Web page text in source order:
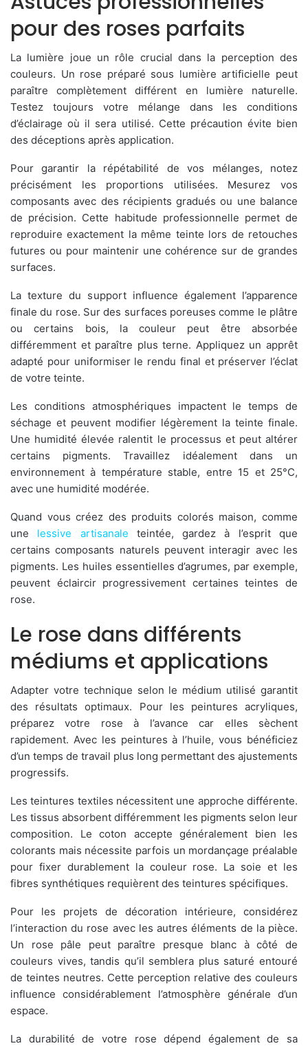
pour des roses parfaits
La lumière joue un rôle crucial dans la perception des
couleurs. Un rose préparé sous lumière artificielle peut
paraître complètement différent en lumière naturelle.
Testez toujours votre mélange dans les conditions
d’éclairage où il sera utilisé. Cette précaution évite bien
des déceptions après application.
Pour garantir la répétabilité de vos mélanges, notez
précisément les proportions utilisées. Mesurez vos
composants avec des récipients gradués ou une balance
de précision. Cette habitude professionnelle permet de
reproduire exactement la même teinte lors de retouches
futures ou pour maintenir une cohérence sur de grandes
surfaces.
La texture du support influence également l’apparence
finale du rose. Sur des surfaces poreuses comme le plâtre
ou certains bois, la couleur peut être absorbée
différemment et paraître plus terne. Appliquez un apprêt
adapté pour uniformiser le rendu final et préserver l’éclat
de votre teinte.
Les conditions atmosphériques impactent le temps de
séchage et peuvent modifier légèrement la teinte finale.
Une humidité élevée ralentit le processus et peut altérer
certains pigments. Travaillez idéalement dans un
environnement à température stable, entre 15 et 25°C,
avec une humidité modérée.
Quand vous créez des produits colorés maison, comme
une lessive artisanale teintée, gardez à l’esprit que
certains composants naturels peuvent interagir avec les
pigments. Les huiles essentielles d’agrumes, par exemple,
peuvent éclaircir progressivement certaines teintes de
rose.
Le rose dans différents
médiums et applications
Adapter votre technique selon le médium utilisé garantit
des résultats optimaux. Pour les peintures acryliques,
préparez votre rose à l’avance car elles sèchent
rapidement. Avec les peintures à l’huile, vous bénéficiez
d’un temps de travail plus long permettant des ajustements
progressifs.
Les teintures textiles nécessitent une approche différente.
Les tissus absorbent différemment les pigments selon leur
composition. Le coton accepte généralement bien les
colorants mais nécessite parfois un mordançage préalable
pour fixer durablement la couleur rose. La soie et les
fibres synthétiques requièrent des teintures spécifiques.
Pour les projets de décoration intérieure, considérez
l’interaction du rose avec les autres éléments de la pièce.
Un rose pâle peut paraître presque blanc à côté de
couleurs vives, tandis qu’il semblera plus saturé entouré
de teintes neutres. Cette perception relative des couleurs
influence considérablement l’atmosphère générale d’un
espace.
La durabilité de votre rose dépend également de sa